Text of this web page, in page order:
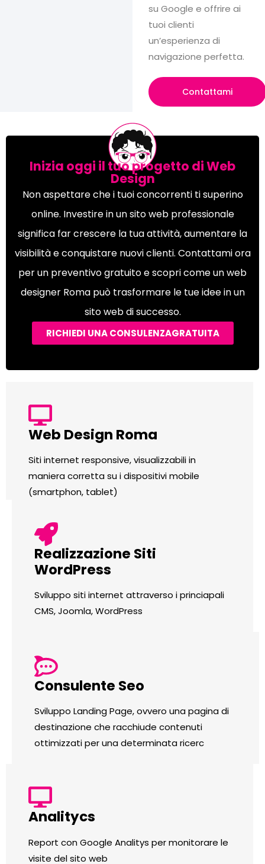
su Google e offrire ai
tuoi clienti
un’esperienza di
navigazione perfetta.
Contattami
Inizia oggi il tuo progetto di Web
Design
Non aspettare che i tuoi concorrenti ti superino
online. Investire in un sito web professionale
significa far crescere la tua attività, aumentare la
visibilità e conquistare nuovi clienti. Contattami ora
per un preventivo gratuito e scopri come un web
designer Roma può trasformare le tue idee in un
sito web di successo.
RICHIEDI UNA CONSULENZAGRATUITA
Web Design Roma
Siti internet responsive, visualizzabili in
maniera corretta su i dispositivi mobile
(smartphon, tablet)
Realizzazione Siti
WordPress
Sviluppo siti internet attraverso i princiapali
CMS, Joomla, WordPress
Consulente Seo
Sviluppo Landing Page, ovvero una pagina di
destinazione che racchiude contenuti
ottimizzati per una determinata ricerc
Analitycs
Report con Google Analitys per monitorare le
visite del sito web